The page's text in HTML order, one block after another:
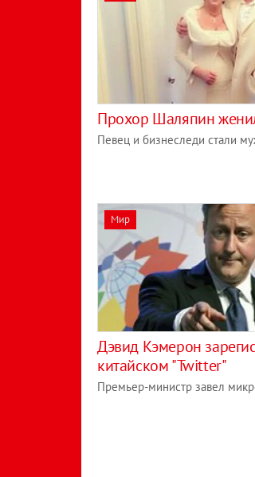
Прохор Шаляпин
Певец и бизнеследи стали
Мир
Дэвид Кэмерон
китайском "Twitter"
Премьер-министр завел